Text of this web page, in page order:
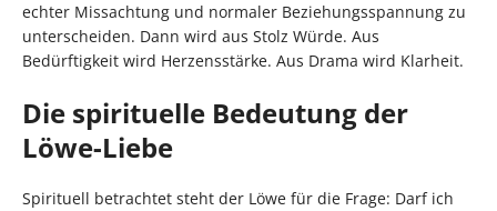
echter Missachtung und normaler Beziehungsspannung zu
unterscheiden. Dann wird aus Stolz Würde. Aus
Bedürftigkeit wird Herzensstärke. Aus Drama wird Klarheit.
Die spirituelle Bedeutung der
Löwe-Liebe
Spirituell betrachtet steht der Löwe für die Frage: Darf ich